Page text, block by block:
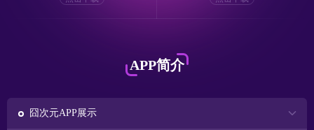
APP简介
囧次元APP展示